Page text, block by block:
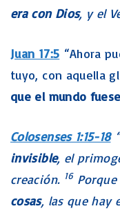
era con Dios, y el
Juan 17:5 “Ahora
tuyo, con aquella
que el mundo
Colosenses 1:15-18
invisible, el
creación. 16 Porque
cosas, las que hay